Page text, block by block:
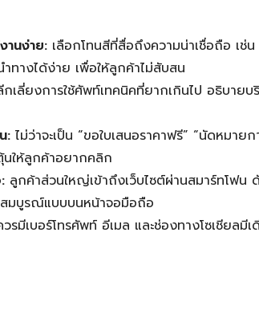
านง่าย: เลือกโทนสีที่สื่อถึงความน่าเชื่อถือ เช่
ำทางได้ง่าย เพื่อให้ลูกค้าไม่สับสน
กเลี่ยงการใช้ศัพท์เทคนิคที่ยากเกินไป อธิบายบ
: ไม่ว่าจะเป็น “ขอใบเสนอราคาฟรี” “นัดหมาย
นให้ลูกค้าอยากคลิก
ลูกค้าส่วนใหญ่เข้าถึงเว็บไซต์ผ่านสมาร์ทโฟน
มบูรณ์แบบบนหน้าจอมือถือ
วรมีเบอร์โทรศัพท์ อีเมล และช่องทางโซเชียลมี